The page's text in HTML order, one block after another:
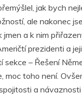
jak bych
ale nakonec
a k nim
prezidenti a
– Řešení
moc toho není.
a